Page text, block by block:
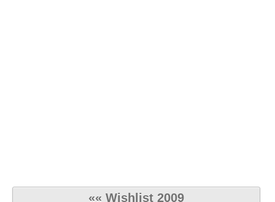
«« Wishlist 2009